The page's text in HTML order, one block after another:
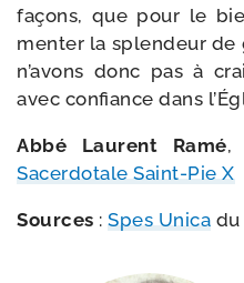
façons, que pour le
men­ter la splen­deur de
n’a­vons donc pas à
avec confiance dans
Abbé Laurent Ramé,
Sacerdotale Saint-​Pie X
Sources : Spes Unica du